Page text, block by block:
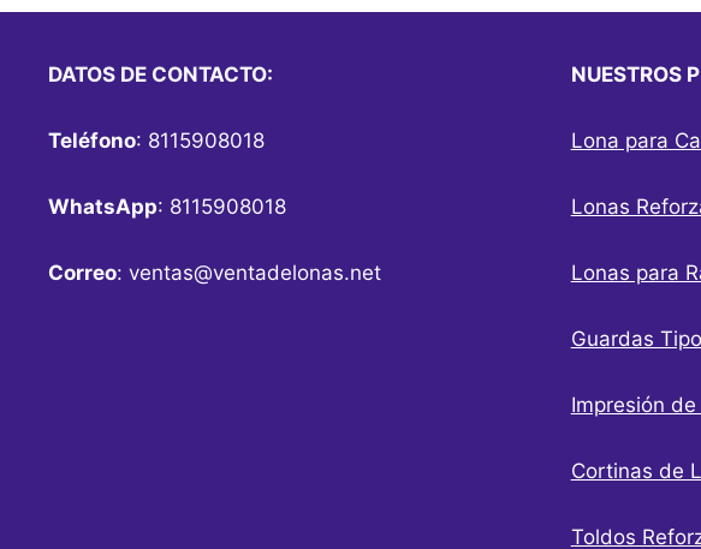
DATOS DE CONTACTO:
Teléfono: 8115908018
WhatsApp: 8115908018
Correo: ventas@ventadelonas.net
NUESTROS
Lona para
Lonas
Lonas para
Guardas
Impresión de
Cortinas de
Toldos